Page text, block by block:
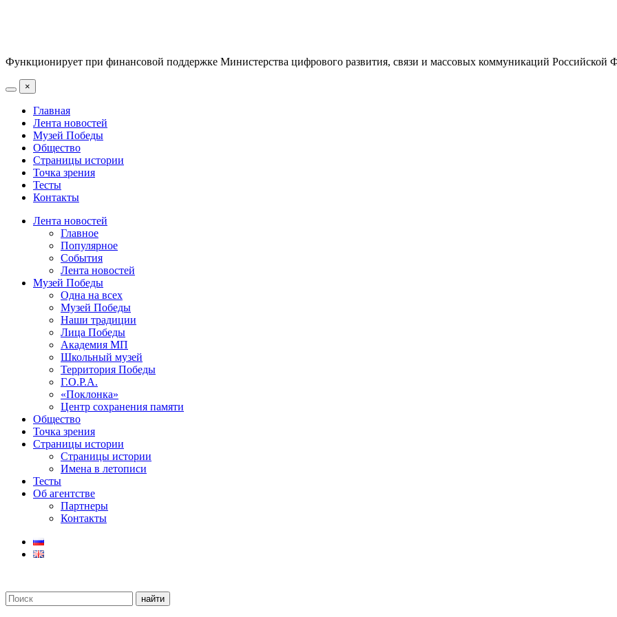
Функционирует при финансовой поддержке Министерства цифрового развития, связи и массовых коммуникаций Российской
×
Главная
Лента новостей
Музей Победы
Общество
Страницы истории
Точка зрения
Тесты
Контакты
Лента новостей
Главное
Популярное
События
Лента новостей
Музей Победы
Одна на всех
Музей Победы
Наши традиции
Лица Победы
Академия МП
Школьный музей
Территория Победы
Г.О.Р.А.
«Поклонка»
Центр сохранения памяти
Общество
Точка зрения
Страницы истории
Страницы истории
Имена в летописи
Тесты
Об агентстве
Партнеры
Контакты